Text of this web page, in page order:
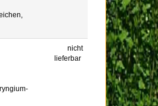
nicht
lieferbar